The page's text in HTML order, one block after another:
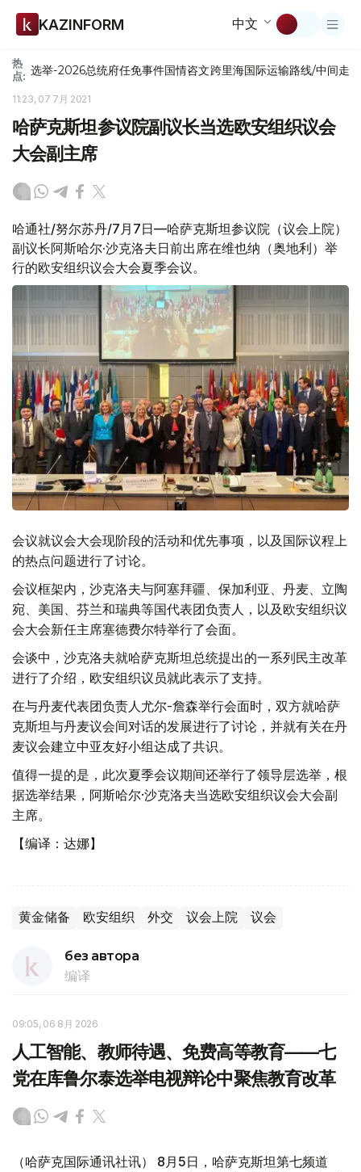
KAZINFORM 中文
热
点: 选举-2026总统府任免事件国情咨文跨里海国际运输路线/中间走廊
11:23, 07 7月 2021
哈萨克斯坦参议院副议长当选欧安组织议会
大会副主席
哈通社/努尔苏丹/7月7日—哈萨克斯坦参议院（议会上院）
副议长阿斯哈尔·沙克洛夫日前出席在维也纳（奥地利）举
行的欧安组织议会大会夏季会议。
会议就议会大会现阶段的活动和优先事项，以及国际议程上
的热点问题进行了讨论。
会议框架内，沙克洛夫与阿塞拜疆、保加利亚、丹麦、立陶
宛、美国、芬兰和瑞典等国代表团负责人，以及欧安组织议
会大会新任主席塞德费尔特举行了会面。
会谈中，沙克洛夫就哈萨克斯坦总统提出的一系列民主改革
进行了介绍，欧安组织议员就此表示了支持。
在与丹麦代表团负责人尤尔-詹森举行会面时，双方就哈萨
克斯坦与丹麦议会间对话的发展进行了讨论，并就有关在丹
麦议会建立中亚友好小组达成了共识。
值得一提的是，此次夏季会议期间还举行了领导层选举，根
据选举结果，阿斯哈尔·沙克洛夫当选欧安组织议会大会副
主席。
【编译：达娜】
黄金储备 欧安组织 外交 议会上院 议会
без автора
编译
09:05, 06 8月 2026
人工智能、教师待遇、免费高等教育——七
党在库鲁尔泰选举电视辩论中聚焦教育改革
（哈萨克国际通讯社讯） 8月5日，哈萨克斯坦第七频道